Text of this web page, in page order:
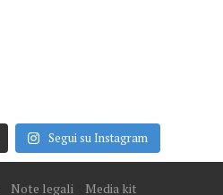
Segui su Instagram
Note legali Media kit